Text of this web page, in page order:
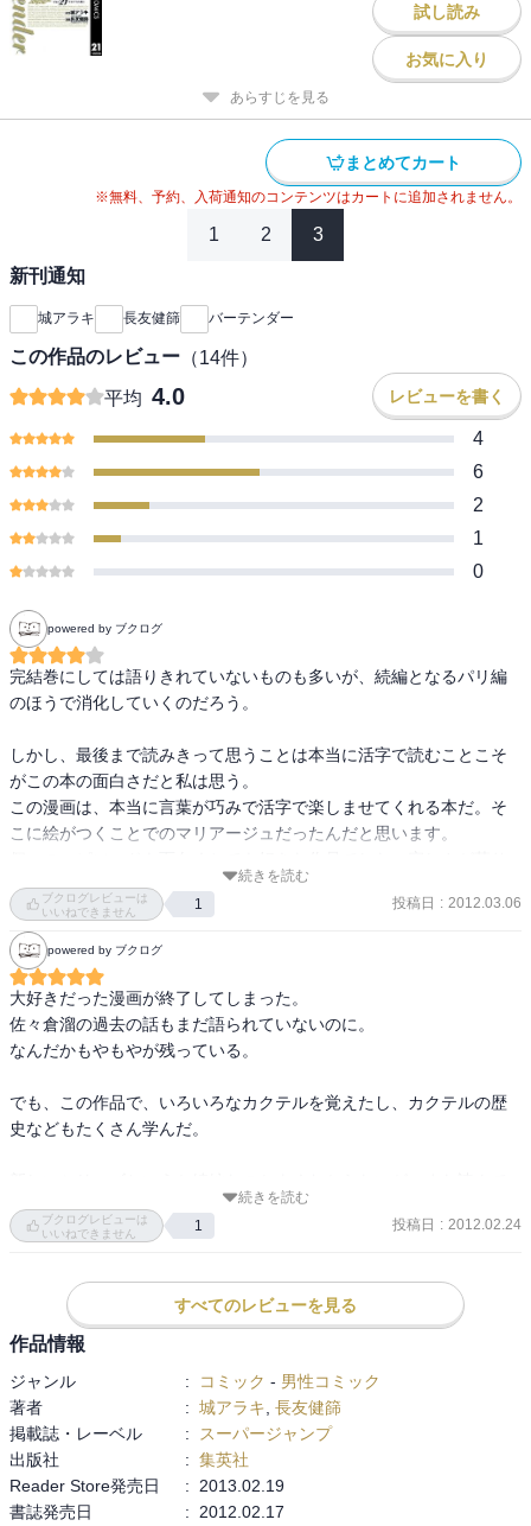
試し読み
お気に入り
あらすじを見る
まとめてカート
※無料、予約、入荷通知のコンテンツはカートに追加されません。
1 2 3
新刊通知
城アラキ 長友健篩 バーテンダー
この作品のレビュー （14件）
平均 4.0 レビューを書く
4
6
2
1
0
powered by ブクログ
完結巻にしては語りきれていないものも多いが、続編となるパリ編
のほうで消化していくのだろう。
しかし、最後まで読みきって思うことは本当に活字で読むことこそ
がこの本の面白さだと私は思う。
この漫画は、本当に言葉が巧みで活字で楽しませてくれる本だ。そ
こに絵がつくことでのマリアージュだったんだと思います。
ますが「サヨナラだけが人生だ」ということなんですね。
続きを読む
ブクログレビューは
いいねできません
1 投稿日 : 2012.03.06
powered by ブクログ
大好きだった漫画が終了してしまった。
佐々倉溜の過去の話もまだ語られていないのに。
なんだかもやもやが残っている。
でも、この作品で、いろいろなカクテルを覚えたし、カクテルの歴
史などもたくさん学んだ。
みようと思う。
続きを読む
ブクログレビューは
いいねできません
1 投稿日 : 2012.02.24
すべてのレビューを見る
作品情報
ジャンル : コミック - 男性コミック
著者
: 城アラキ 長友健篩
掲載誌・レーベル
:
スーパージャンプ
出版社
: 集英社
Reader Store発売日
:
2013.02.19
書誌発売日
: 2012.02.17